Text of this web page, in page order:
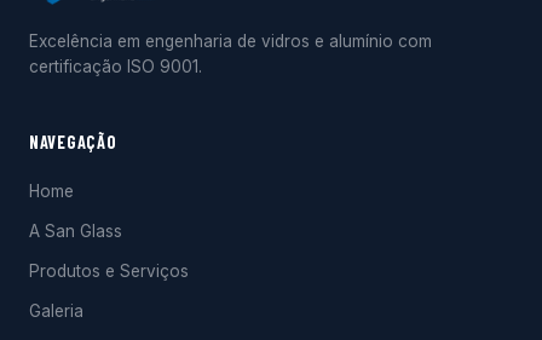
Excelência em engenharia de vidros e alumínio com
certificação ISO 9001.
NAVEGAÇÃO
Home
A San Glass
Produtos e Serviços
Galeria